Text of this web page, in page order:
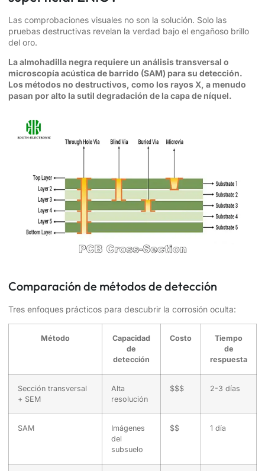
Las comprobaciones visuales no son la solución. Solo las
pruebas destructivas revelan la verdad bajo el engañoso brillo
del oro.
La almohadilla negra requiere un análisis transversal o
microscopía acústica de barrido (SAM) para su detección.
Los métodos no destructivos, como los rayos X, a menudo
pasan por alto la sutil degradación de la capa de níquel.
Comparación de métodos de detección
Tres enfoques prácticos para descubrir la corrosión oculta:
Método
Capacidad
de
detección
Costo
Tiempo
de
respuesta
Sección transversal
+ SEM
Alta
resolución
$$$ 2-3 días
SAM
Imágenes
del
subsuelo
$$ 1 día